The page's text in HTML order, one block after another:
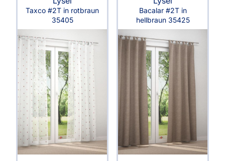
Taxco #2T in rotbraun
35405
Bacalar #2T in
hellbraun 35425